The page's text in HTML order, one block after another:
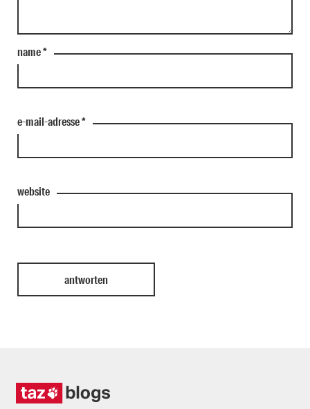
name*
e-mail-adresse*
website